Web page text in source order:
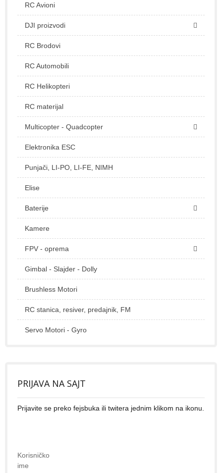
RC Avioni
DJI proizvodi
RC Brodovi
RC Automobili
RC Helikopteri
RC materijal
Multicopter - Quadcopter
Elektronika ESC
Punjači, LI-PO, LI-FE, NIMH
Elise
Baterije
Kamere
FPV - oprema
Gimbal - Slajder - Dolly
Brushless Motori
RC stanica, resiver, predajnik, FM
Servo Motori - Gyro
PRIJAVA NA SAJT
Prijavite se preko fejsbuka ili twitera jednim klikom na ikonu.
Korisničko
ime